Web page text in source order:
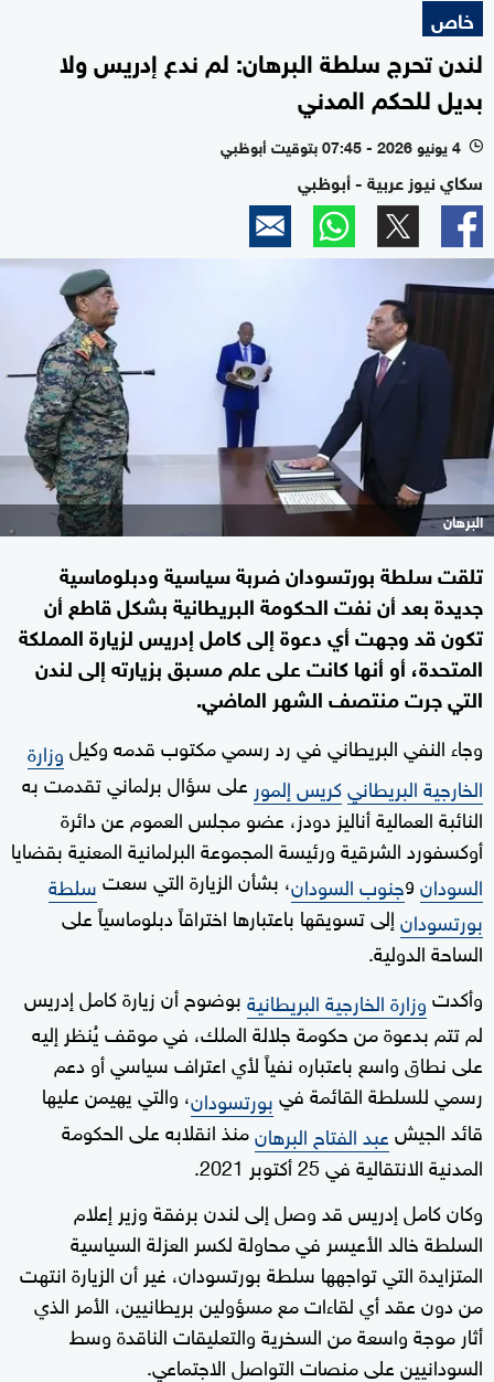
خاص
لندن تحرج سلطة البرهان: لم ندع إدريس ولا
بديل للحكم المدني
l 4 يونيو 2026 - 07:45 بتوقيت أبوظبي
سكاي نيوز عربية - أبوظبي
البرهان
تلقت سلطة بورتسودان ضربة سياسية ودبلوماسية
جديدة بعد أن نفت الحكومة البريطانية بشكل قاطع أن
تكون قد وجهت أي دعوة إلى كامل إدريس لزيارة المملكة
المتحدة، أو أنها كانت على علم مسبق بزيارته إلى لندن
التي جرت منتصف الشهر الماضي.
وجاء النفي البريطاني في رد رسمي مكتوب قدمه وكيلوزارة
الخارجية البريطانيكريس إلمور على سؤال برلماني تقدمت به
النائبة العمالية أناليز دودز، عضو مجلس العموم عن دائرة
أوكسفورد الشرقية ورئيسة المجموعة البرلمانية المعنية بقضايا
السودانوجنوب السودان، بشأن الزيارة التي سعتسلطة
بورتسودانإلى تسويقها باعتبارها اختراقاً دبلوماسياً على
الساحة الدولية.
وأكدتوزارة الخارجية البريطانيةبوضوح أن زيارة كامل إدريس
لم تتم بدعوة من حكومة جلالة الملك، في موقف يُنظر إليه
على نطاق واسع باعتباره نفياً لأي اعتراف سياسي أو دعم
رسمي للسلطة القائمة فيبورتسودان، والتي يهيمن عليها
قائد الجيشعبد الفتاح البرهانمنذ انقلابه على الحكومة
المدنية الانتقالية في 25 أكتوبر 2021.
وكان كامل إدريس قد وصل إلى لندن برفقة وزير إعلام
السلطة خالد الأعيسر في محاولة لكسر العزلة السياسية
المتزايدة التي تواجهها سلطة بورتسودان، غير أن الزيارة انتهت
من دون عقد أي لقاءات مع مسؤولين بريطانيين، الأمر الذي
أثار موجة واسعة من السخرية والتعليقات الناقدة وسط
السودانيين على منصات التواصل الاجتماعي.